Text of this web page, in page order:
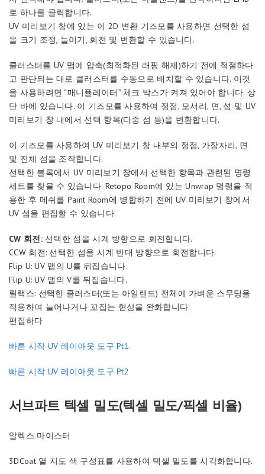
로 하나를 클릭합니다.
UV 미리보기 창에 있는 이 2D 변환 기즈모를 사용하면 선택한 섬
을 크기 조정, 늘이기, 회전 및 변환할 수 있습니다.
클러스터를 UV 맵에 압축(최적화된 래핑 해제)하기 전에 적절하다
고 판단되는 대로 클러스터를 수동으로 배치할 수 있습니다. 이것
을 사용하려면 “매니퓰레이터” 체크 박스가 켜져 있어야 합니다. 상
단 바에 있습니다. 이 기즈모를 사용하여 정점, 모서리, 면, 섬 및 UV
미리보기 창 내에서 선택 항목(다중 섬 등)을 변환합니다.
이 기즈모를 사용하여 UV 미리보기 창 내부의 정점, 가장자리, 면
및 전체 섬을 조작합니다.
선택한 블록에서 UV 미리보기 창에서 선택한 항목과 관련된 명령
세트를 찾을 수 있습니다. Retopo Room에 있는 Unwrap 명령을 적
용한 후 메쉬를 Paint Room에 병합하기 전에 UV 미리보기 창에서
UV 섬을 편집할 수 있습니다.
CW 회전:선택한 섬을 시계 방향으로 회전합니다.
CCW 회전: 선택한 섬을 시계 반대 방향으로 회전합니다.
Flip U: UV 맵의 U를 뒤집습니다.
Flip U: UV 맵의 V를 뒤집습니다.
릴랙스: 선택한 클러스터(또는 아일랜드) 전체에 가벼운 스무딩을
적용하여 늘어나거나 꼬집는 현상을 완화합니다.
편집하다
빠른 시작 UV 레이아웃 도구 Pt1
빠른 시작 UV 레이아웃 도구 Pt2
서브파트 텍셀 밀도(텍셀 밀도/픽셀 비율)
알렉스 마이스터
3DCoat 열 지도 색 구성표를 사용하여 텍셀 밀도를 시각화합니다.